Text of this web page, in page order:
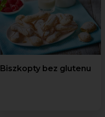
Biszkopty bez glutenu